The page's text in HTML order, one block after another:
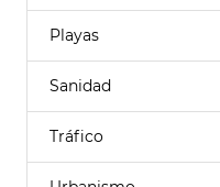
Playas
Sanidad
Tráfico